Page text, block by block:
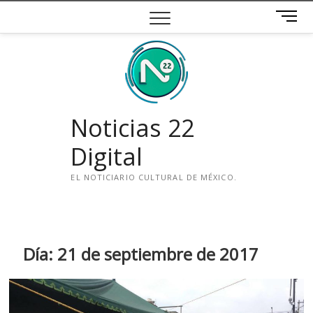
contenido
B
o
Noticias 22
Digital
EL NOTICIARIO CULTURAL DE MÉXICO.
a
Día: 21 de septiembre de 2017